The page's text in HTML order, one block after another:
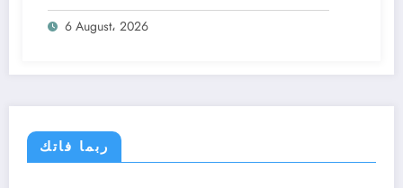
6 August، 2026
ربما فاتك